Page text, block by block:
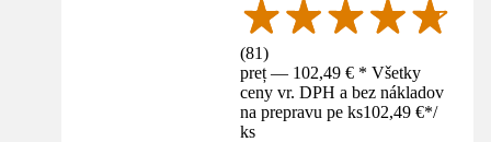
(81)
preț — 102,49 € * Všetky
ceny vr. DPH a bez nákladov
na prepravu pe ks102,49 €*/
ks